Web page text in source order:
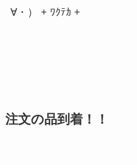
∀・） + ﾜｸﾃｶ +
注文の品到着！！